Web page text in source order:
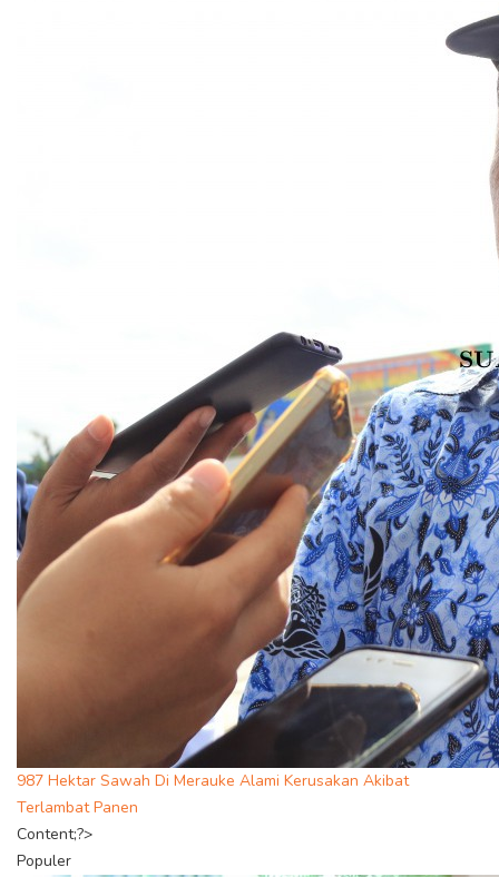
987 Hektar Sawah Di Merauke Alami Kerusakan Akibat
Terlambat Panen
Content;?>
Populer